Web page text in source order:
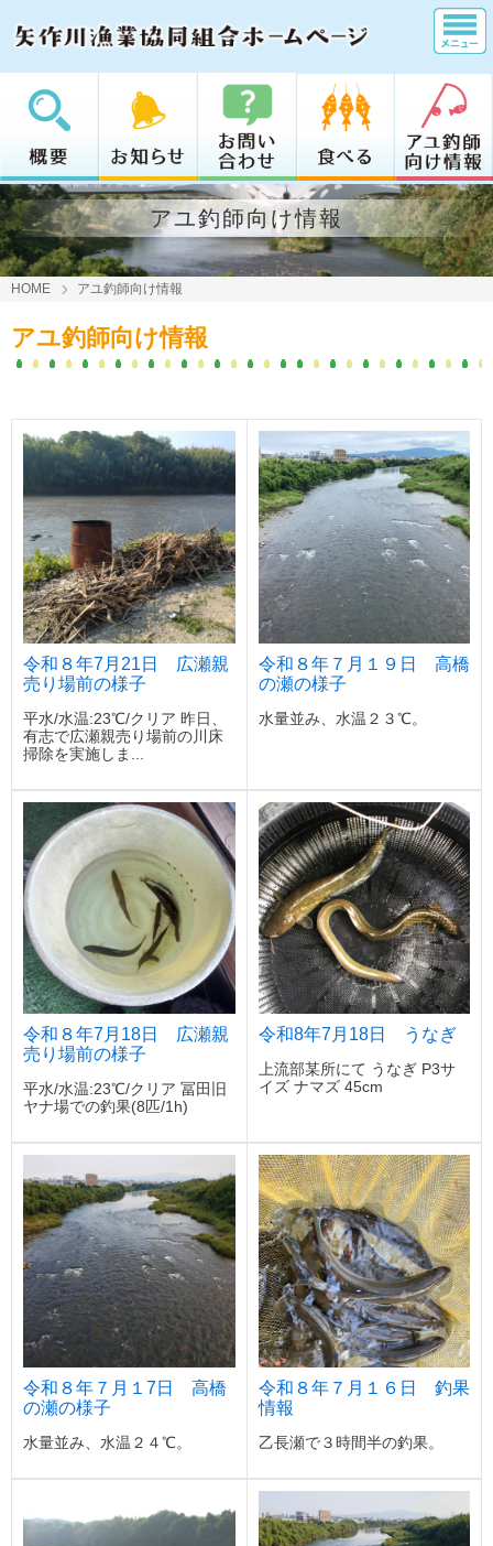
アユ釣師向け情報
HOME アユ釣師向け情報
アユ釣師向け情報
令和８年7月21日 広瀬親
売り場前の様子
平水/水温:23℃/クリア 昨日、
有志で広瀬親売り場前の川床
掃除を実施しま...
令和８年７月１９日 高橋
の瀬の様子
水量並み、水温２３℃。
令和８年7月18日 広瀬親
売り場前の様子
平水/水温:23℃/クリア 冨田旧
ヤナ場での釣果(8匹/1h)
令和8年7月18日 うなぎ
上流部某所にて うなぎ P3サ
イズ ナマズ 45cm
令和８年７月１7日 高橋
の瀬の様子
水量並み、水温２４℃。
令和８年７月１６日 釣果
情報
乙長瀬で３時間半の釣果。